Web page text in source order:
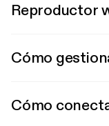
Reproductor
Cómo
Cómo